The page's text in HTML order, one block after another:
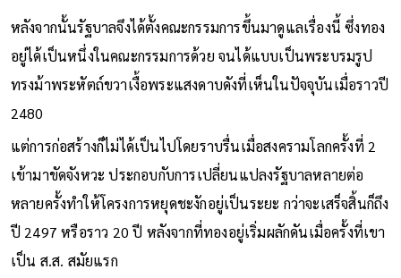
หลังจากนั้นรัฐบาลจึงได้ตั้งคณะกรรมการขึ้นมาดูแลเรื่องนี้ ซึ่งทอง
อยู่ได้เป็นหนึ่งในคณะกรรมการด้วย จนได้แบบเป็นพระบรมรูป
ทรงม้าพระหัตถ์ขวาเงื้อพระแสงดาบดังที่เห็นในปัจจุบันเมื่อราวปี
2480
แต่การก่อสร้างก็ไม่ได้เป็นไปโดยราบรื่นเมื่อสงครามโลกครั้งที่ 2
เข้ามาขัดจังหวะ ประกอบกับการเปลี่ยนแปลงรัฐบาลหลายต่อ
หลายครั้งทำให้โครงการหยุดชะงักอยู่เป็นระยะ กว่าจะเสร็จสิ้นก็ถึง
ปี 2497 หรือราว 20 ปี หลังจากที่ทองอยู่เริ่มผลักดันเมื่อครั้งที่เขา
เป็น ส.ส. สมัยแรก